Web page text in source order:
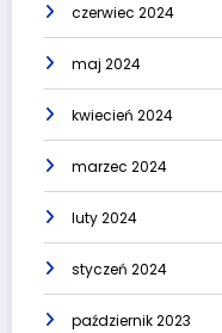
czerwiec 2024
maj 2024
kwiecień 2024
marzec 2024
luty 2024
styczeń 2024
październik 2023